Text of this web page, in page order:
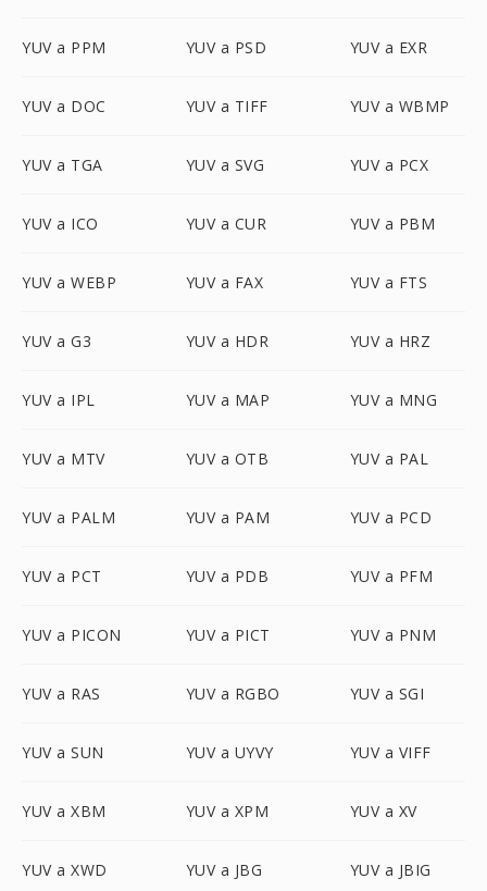
YUV a PPM YUV a PSD YUV a EXR
YUV a DOC YUV a TIFF YUV a WBMP
YUV a TGA YUV a SVG YUV a PCX
YUV a ICO YUV a CUR YUV a PBM
YUV a WEBP YUV a FAX YUV a FTS
YUV a G3 YUV a HDR YUV a HRZ
YUV a IPL YUV a MAP YUV a MNG
YUV a MTV YUV a OTB YUV a PAL
YUV a PALM YUV a PAM YUV a PCD
YUV a PCT YUV a PDB YUV a PFM
YUV a PICON YUV a PICT YUV a PNM
YUV a RAS YUV a RGBO YUV a SGI
YUV a SUN YUV a UYVY YUV a VIFF
YUV a XBM YUV a XPM YUV a XV
YUV a XWD YUV a JBG YUV a JBIG